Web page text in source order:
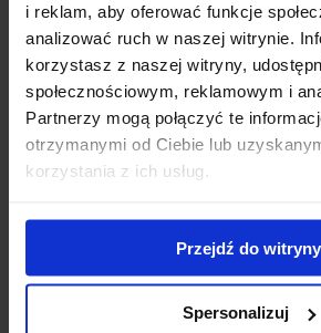
i reklam, aby oferować funkcje
analizować ruch w naszej witrynie.
korzystasz z naszej witryny,
społecznościowym, reklamowym i
Partnerzy mogą połączyć te
otrzymanymi od Ciebie lub
korzystania z ich usług.
Przejdź do witryny
Spersonalizuj